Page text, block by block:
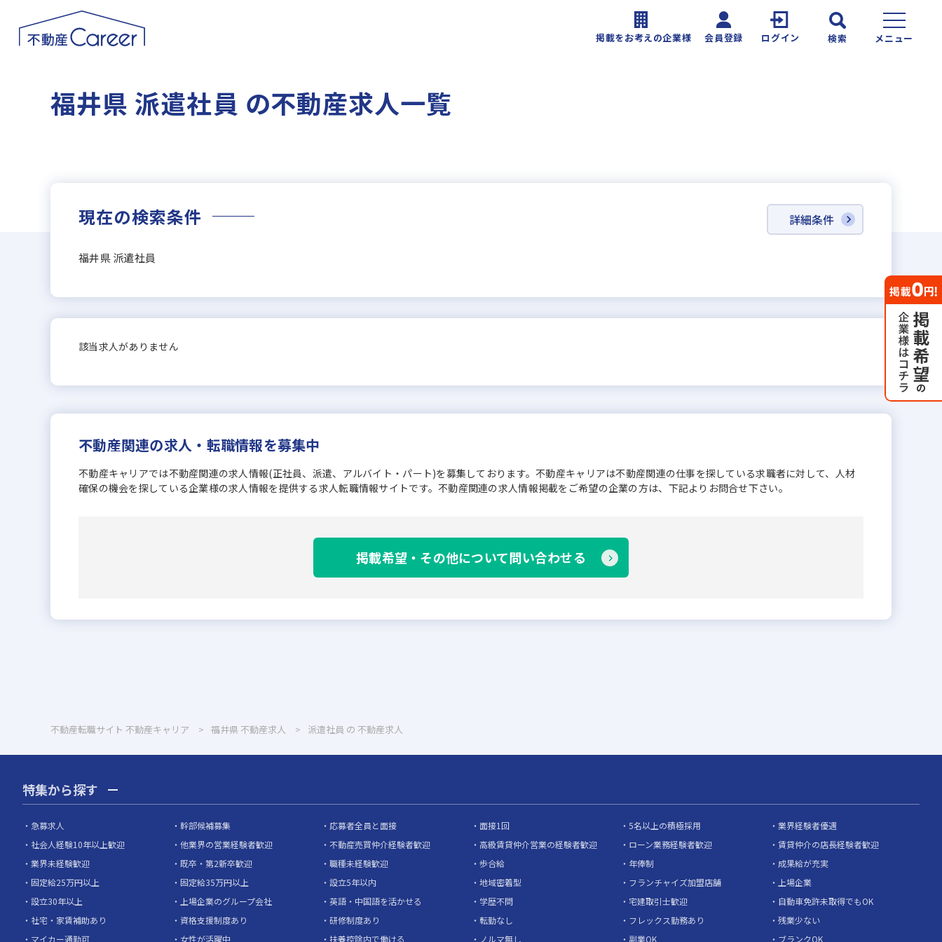
掲載をお考えの企業様 会員登録 ログイン 検索 メニュー
福井県 派遣社員 の不動産求人一覧
現在の検索条件
福井県 派遣社員
詳細条件
該当求人がありません
不動産関連の求人・転職情報を募集中
不動産キャリアでは不動産関連の求人情報(正社員、派遣、アルバイト・パート)を募集しております。不動産キャリアは不動産関連の仕事を探している求職者に対して、人材
確保の機会を探している企業様の求人情報を提供する求人転職情報サイトです。不動産関連の求人情報掲載をご希望の企業の方は、下記よりお問合せ下さい。
掲載希望・その他について問い合わせる
不動産転職サイト 不動産キャリア 福井県 不動産求人 派遣社員 の 不動産求人
特集から探す
急募求人 幹部候補募集 応募者全員と面接 面接1回 5名以上の積極採用
業界経験者優遇
社会人経験10年以上歓迎
他業界の営業経験者歓迎 不動産売買仲介経験者歓迎 高級賃貸仲介営業の経験者歓迎 ローン業務経験者歓迎
賃貸仲介の店長経験者歓迎
業界未経験歓迎
既卒・第2新卒歓迎 職種未経験歓迎 歩合給 年俸制
成果給が充実
固定給25万円以上
固定給35万円以上 設立5年以内 地域密着型 フランチャイズ加盟店舗
上場企業
設立30年以上
上場企業のグループ会社 英語・中国語を活かせる 学歴不問 宅建取引士歓迎
自動車免許未取得でもOK
社宅・家賃補助あり
資格支援制度あり 研修制度あり 転勤なし フレックス勤務あり
残業少ない
マイカー通勤可
女性が活躍中 扶養控除内で働ける ノルマ無し 副業OK ブランクOK